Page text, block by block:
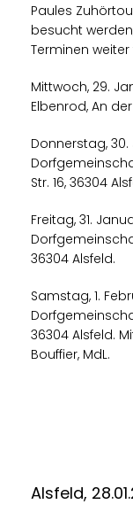
Paules
besucht
Terminen weiter
Mittwoch, 29.
Elbenrod, An
Donnerstag, 30.
Str. 16, 36304
Freitag, 31.
36304 Alsfeld.
Samstag, 1.
36304 Alsfeld.
Bouffier, MdL.
Alsfeld,